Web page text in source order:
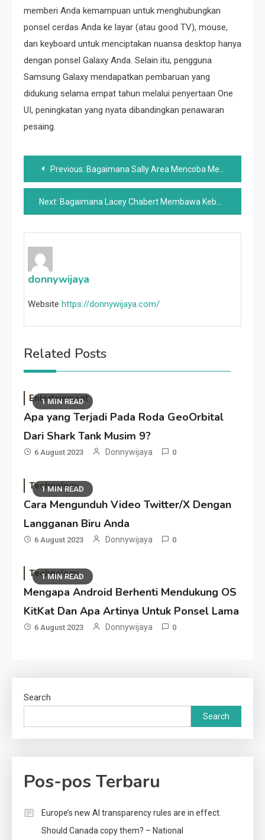
memberi Anda kemampuan untuk menghubungkan
ponsel cerdas Anda ke layar (atau good TV), mouse,
dan keyboard untuk menciptakan nuansa desktop hanya
dengan ponsel Galaxy Anda. Selain itu, pengguna
Samsung Galaxy mendapatkan pembaruan yang
didukung selama empat tahun melalui penyertaan One
UI, peningkatan yang nyata dibandingkan penawaran
pesaing.
Post
navigation
Previous: Bagaimana Sally Area Mencoba Menjadi Mak comblang Dengan Putranya Dan Adam Rippon
Next: Bagaimana Lacey Chabert Membawa Keberuntungan Untuk Semua Movie Khasnya
donnywijaya
Website https://donnywijaya.com/
Related Posts
1 MIN READ
Entertainment
Apa yang Terjadi Pada Roda GeoOrbital
Dari Shark Tank Musim 9?
6 August 2023 Donnywijaya 0
1 MIN READ
Technology
Cara Mengunduh Video Twitter/X Dengan
Langganan Biru Anda
6 August 2023 Donnywijaya 0
1 MIN READ
Technology
Mengapa Android Berhenti Mendukung OS
KitKat Dan Apa Artinya Untuk Ponsel Lama
6 August 2023 Donnywijaya 0
Search
Search
Pos-pos Terbaru
Europe’s new AI transparency rules are in effect.
Should Canada copy them? – National